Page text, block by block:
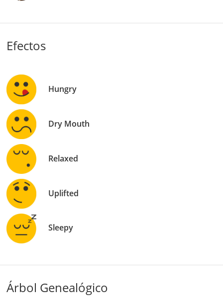
Efectos
Hungry
Dry Mouth
Relaxed
Uplifted
Sleepy
Árbol Genealógico